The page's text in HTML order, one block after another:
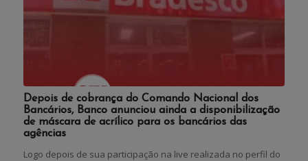
Depois de cobrança do Comando Nacional dos
Bancários, Banco anunciou ainda a disponibilização
de máscara de acrílico para os bancários das
agências
Logo depois de sua participação na live realizada no perfil do